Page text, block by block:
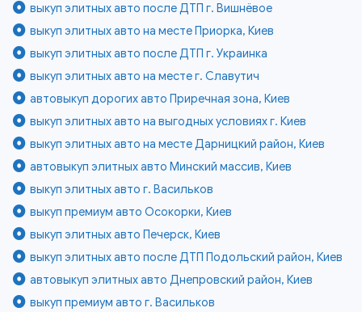
выкуп элитных авто после ДТП г. Вишнёвое
выкуп элитных авто на месте Приорка, Киев
выкуп элитных авто после ДТП г. Украинка
выкуп элитных авто на месте г. Славутич
автовыкуп дорогих авто Приречная зона, Киев
выкуп элитных авто на выгодных условиях г. Киев
выкуп элитных авто на месте Дарницкий район, Киев
автовыкуп элитных авто Минский массив, Киев
выкуп элитных авто г. Васильков
выкуп премиум авто Осокорки, Киев
выкуп элитных авто Печерск, Киев
выкуп элитных авто после ДТП Подольский район, Киев
автовыкуп элитных авто Днепровский район, Киев
выкуп премиум авто г. Васильков